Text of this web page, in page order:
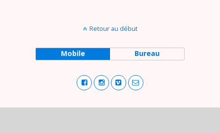
Retour au début
Mobile Bureau